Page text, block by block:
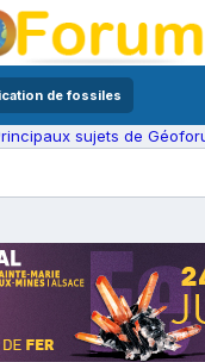
de fossiles
sujets de